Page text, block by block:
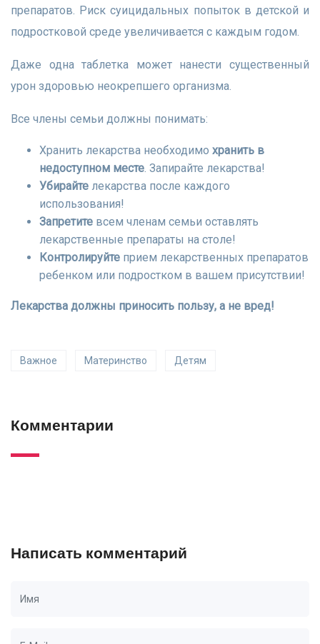
препаратов. Риск суицидальных попыток в детской и
подростковой среде увеличивается с каждым годом.
Даже одна таблетка может нанести существенный
урон здоровью неокрепшего организма.
Все члены семьи должны понимать:
Хранить лекарства необходимо хранить в
недоступном месте . Запирайте лекарства!
Убирайте лекарства после каждого
использования!
Запретите всем членам семьи оставлять
лекарственные препараты на столе!
Контролируйте прием лекарственных препаратов
ребенком или подростком в вашем присутствии!
Лекарства должны приносить пользу, а не вред!
Важное Материнство Детям
Комментарии
Написать комментарий